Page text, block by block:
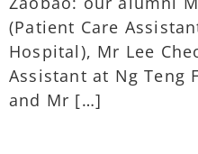
(Patient Care
Hospital), Mr Lee
Assistant at Ng Teng
and Mr […]